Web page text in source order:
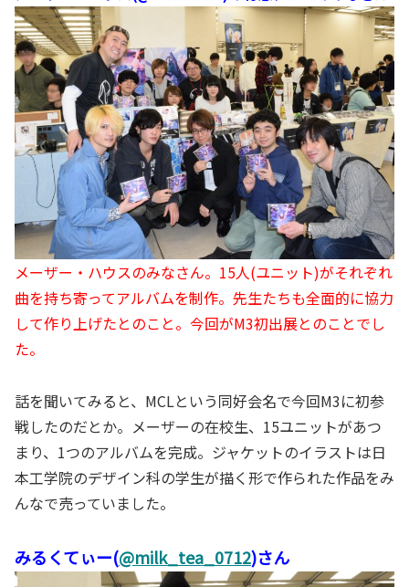
メーザー・ハウスのみなさん。15人(ユニット)がそれぞれ
曲を持ち寄ってアルバムを制作。先生たちも全面的に協力
して作り上げたとのこと。今回がM3初出展とのことでし
た。
話を聞いてみると、MCLという同好会名で今回M3に初参
戦したのだとか。メーザーの在校生、15ユニットがあつ
まり、1つのアルバムを完成。ジャケットのイラストは日
本工学院のデザイン科の学生が描く形で作られた作品をみ
んなで売っていました。
みるくてぃー(@milk_tea_0712)さん